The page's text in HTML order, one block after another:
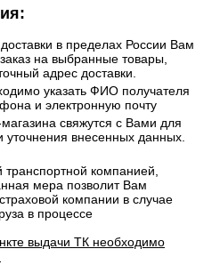
в пределах России Вам
на выбранные товары,
адрес доставки.
указать ФИО получателя
и электронную почту
свяжутся с Вами для
уточнения внесенных данных.
компанией,
мера позволит Вам
компании в случае
в процессе
выдачи ТК необходимо